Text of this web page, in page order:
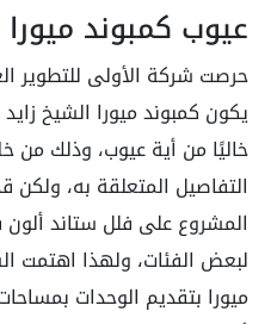
عيوب كمبوند ميورا
حرصت شركة الأولى للتطوير
خاليًا من أية عيوب، وذلك من
التفاصيل المتعلقة به، ولكن
المشروع على فلل ستاند
لبعض الفئات، ولهذا اهتمت
ميورا بتقديم الوحدات